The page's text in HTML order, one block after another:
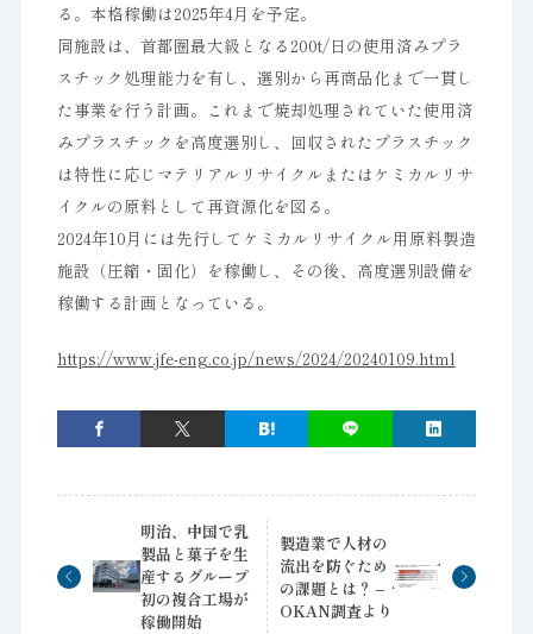
る。本格稼働は2025年4月を予定。
同施設は、首都圏最大級となる200t/日の使用済みプラ
スチック処理能力を有し、選別から再商品化まで一貫し
た事業を行う計画。これまで焼却処理されていた使用済
みプラスチックを高度選別し、回収されたプラスチック
は特性に応じマテリアルリサイクルまたはケミカルリサ
イクルの原料として再資源化を図る。
2024年10月には先行してケミカルリサイクル用原料製造
施設（圧縮・固化）を稼働し、その後、高度選別設備を
稼働する計画となっている。
https://www.jfe-eng.co.jp/news/2024/20240109.html
明治、中国で乳
製品と菓子を生
産するグループ
初の複合工場が
稼働開始
製造業で人材の
流出を防ぐため
の課題とは？ –
OKAN調査より